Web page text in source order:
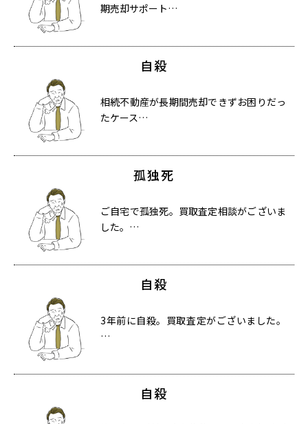
期売却サポート…
自殺
相続不動産が長期間売却できずお困りだっ
たケース…
孤独死
ご自宅で孤独死。買取査定相談がございま
した。…
自殺
3年前に自殺。買取査定がございました。
…
自殺